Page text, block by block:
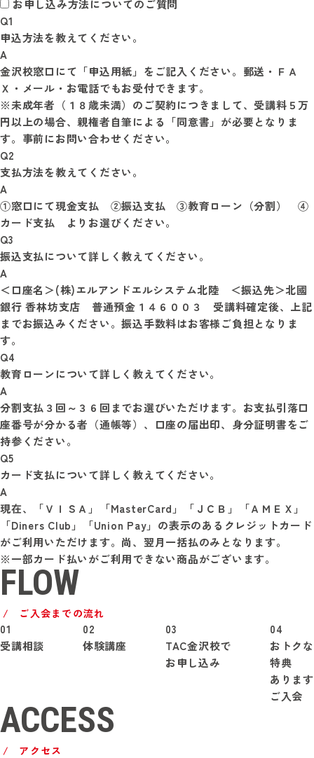
お申し込み方法についてのご質問
Q1
申込方法を教えてください。
A
金沢校窓口にて「申込用紙」をご記入ください。郵送・ＦＡ
Ｘ・メール・お電話でもお受付できます。
※未成年者（１８歳未満）のご契約につきまして、受講料５万
円以上の場合、親権者自筆による「同意書」が必要となりま
Q2
支払方法を教えてください。
A
①窓口にて現金支払　②振込支払　③教育ローン（分割）　④
カード支払　よりお選びください。
Q3
振込支払について詳しく教えてください。
A
＜口座名＞(株)エルアンドエルシステム北陸　＜振込先＞北國
銀行 香林坊支店　普通預金１４６００３　受講料確定後、上記
までお振込みください。振込手数料はお客様ご負担となりま
す。
Q4
教育ローンについて詳しく教えてください。
A
分割支払３回～３６回までお選びいただけます。お支払引落口
座番号が分かる者（通帳等）、口座の届出印、身分証明書をご
持参ください。
Q5
カード支払について詳しく教えてください。
A
現在、「ＶＩＳＡ」「MasterCard」「ＪＣＢ」「ＡＭＥＸ」
「Diners Club」「Union Pay」の表示のあるクレジットカード
がご利用いただけます。尚、翌月一括払のみとなります。
FLOW
ご入会までの流れ
01
受講相談
02
体験講座
03
TAC金沢校で
お申し込み
04
おトクな
特典
あります
ご入会
ACCESS
アクセス